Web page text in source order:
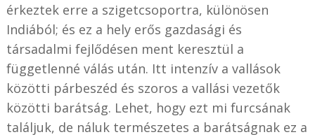
érkeztek erre a szigetcsoportra, különösen
Indiából; és ez a hely erős gazdasági és
társadalmi fejlődésen ment keresztül a
függetlenné válás után. Itt intenzív a vallások
közötti párbeszéd és szoros a vallási vezetők
közötti barátság. Lehet, hogy ezt mi furcsának
találjuk, de náluk természetes a barátságnak ez a